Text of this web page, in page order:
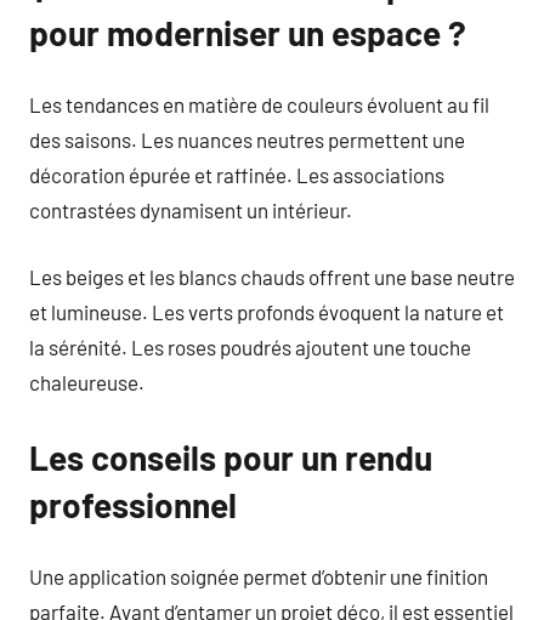
pour moderniser un espace ?
Les tendances en matière de couleurs évoluent au fil
des saisons. Les nuances neutres permettent une
décoration épurée et raffinée. Les associations
contrastées dynamisent un intérieur.
Les beiges et les blancs chauds offrent une base neutre
et lumineuse. Les verts profonds évoquent la nature et
la sérénité. Les roses poudrés ajoutent une touche
chaleureuse.
Les conseils pour un rendu
professionnel
Une application soignée permet d’obtenir une finition
parfaite. Avant d’entamer un projet déco, il est essentiel